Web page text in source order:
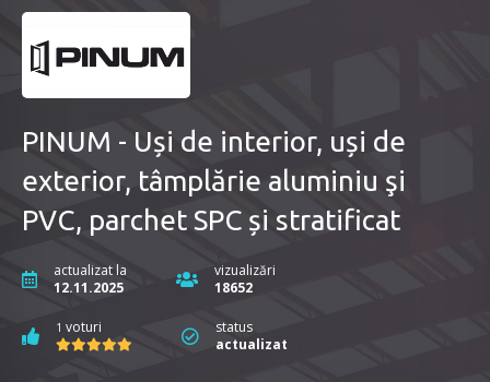
PINUM - Uși de interior, uși de
exterior, tâmplărie aluminiu şi
PVC, parchet SPC și stratificat
actualizat la
12.11.2025
vizualizări
18652
1 voturi
status
actualizat